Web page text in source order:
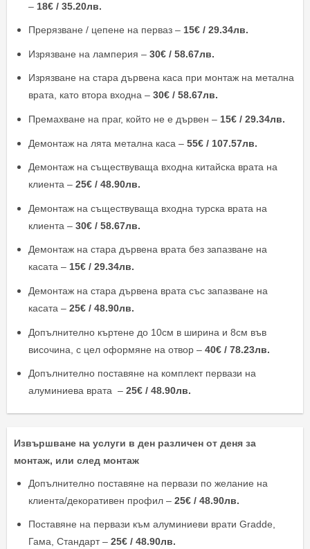
– 18€ / 35.20лв.
Прерязване / цепене на перваз – 15€ / 29.34лв.
Изрязване на ламперия – 30€ / 58.67лв.
Изрязване на стара дървена каса при монтаж на метална
врата, като втора входна – 30€ / 58.67лв.
Премахване на праг, който не е дървен – 15€ / 29.34лв.
Демонтаж на лята метална каса – 55€ / 107.57лв.
Демонтаж на съществуваща входна китайска врата на
клиента – 25€ / 48.90лв.
Демонтаж на съществуваща входна турска врата на
клиента – 30€ / 58.67лв.
Демонтаж на стара дървена врата без запазване на
касата – 15€ / 29.34лв.
Демонтаж на стара дървена врата със запазване на
касата – 25€ / 48.90лв.
Допълнително къртене до 10см в ширина и 8см във
височина, с цел оформяне на отвор – 40€ / 78.23лв.
Допълнително поставяне на комплект первази на
алуминиева врата – 25€ / 48.90лв.
Извършване на услуги в ден различен от деня за
монтаж, или след монтаж
Допълнително поставяне на первази по желание на
клиента/декоративен профил – 25€ / 48.90лв.
Поставяне на первази към алуминиеви врати Gradde,
Гама, Стандарт – 25€ / 48.90лв.